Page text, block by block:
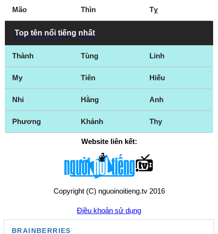
Mão Thìn Tỵ
Top tên nổi tiếng nhất
Thành Tùng Linh
My Tiên Hiếu
Nhi Hằng Anh
Phương Khánh Thy
Website liên kết:
Copyright (C) nguoinoitieng.tv 2016
Điều khoản sử dụng